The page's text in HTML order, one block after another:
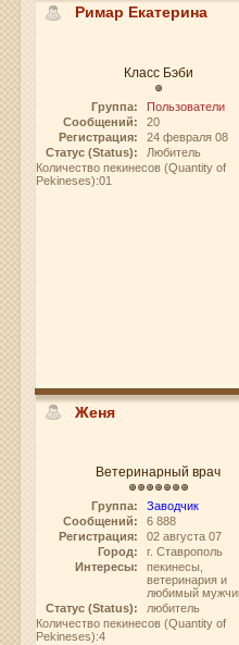
Римар Екатерина
Класс Бэби
Группа:
Пользователи
Сообщений:
20
Регистрация:
24 февраля 08
Статус (Status):
Любитель
Количество пекинесов (Quantity of
Pekineses):01
Женя
Ветеринарный врач
Группа:
Заводчик
Сообщений:
6 888
Регистрация:
02 августа 07
Город:
г. Ставрополь
Интересы:
пекинесы,
ветеринария и
любимый
Статус (Status):
любитель
Количество пекинесов (Quantity of
Pekineses):4